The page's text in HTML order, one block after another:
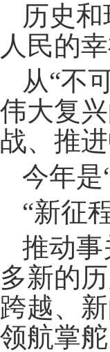
历史
人民的
从“不
伟大复
战、推
今年是
“新征
推动
多新的
跨越、
领航掌